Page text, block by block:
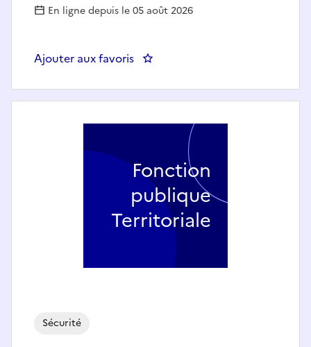
En ligne depuis le 05 août 2026
Ajouter aux favoris : Policier municipal (h/f) -
Sécurité
Fonction
publique
Territoriale